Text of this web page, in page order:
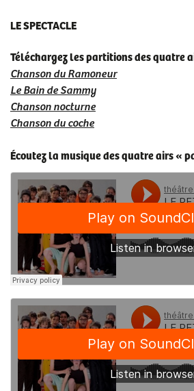
RENDEZ-VOUS
LE SPECTACLE
Téléchargez les partitions des quatre
Chanson du Ramoneur
Le Bain de Sammy
Chanson nocturne
Chanson du coche
Écoutez la musiquedes quatre airs«